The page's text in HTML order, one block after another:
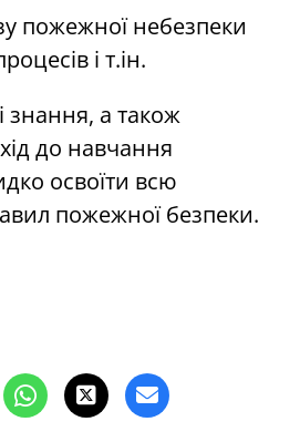
пожежної небезпеки
і т.ін.
знання, а також
до навчання
освоїти всю
пожежної безпеки.